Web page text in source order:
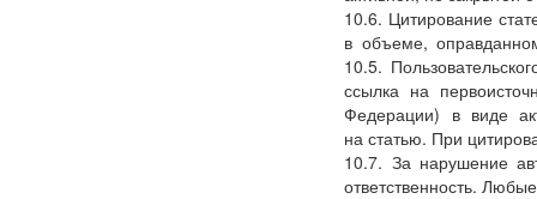
10.6. Цитирование
в объеме,
10.5.
ссылка на
Федерации) в виде
на статью. При
10.7. За нарушение
ответственность.